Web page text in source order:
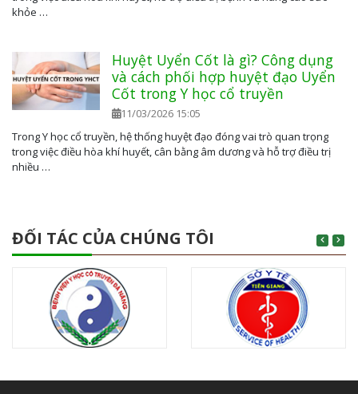
khỏe …
Huyệt Uyển Cốt là gì? Công dụng
và cách phối hợp huyệt đạo Uyển
Cốt trong Y học cổ truyền
11/03/2026 15:05
Trong Y học cổ truyền, hệ thống huyệt đạo đóng vai trò quan trọng
trong việc điều hòa khí huyết, cân bằng âm dương và hỗ trợ điều trị
nhiều …
ĐỐI TÁC CỦA CHÚNG TÔI Previous
Next